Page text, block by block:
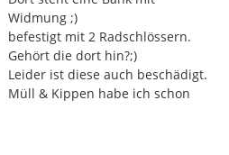
Widmung ;)
befestigt mit 2 Radschlössern.
Gehört die dort hin?;)
Leider ist diese auch beschädigt.
Müll & Kippen habe ich schon